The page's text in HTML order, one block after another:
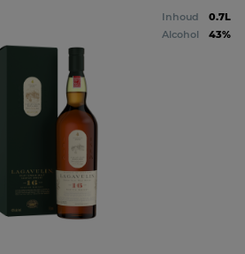
Inhoud
0.7L
Alcohol
43%